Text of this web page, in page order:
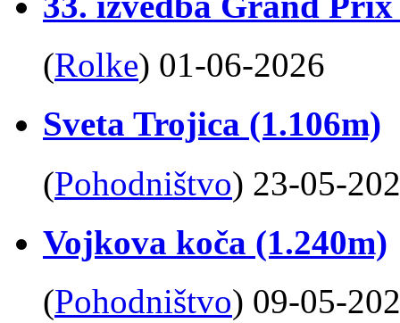
(Rolke) 01-06-2026
Sveta Trojica (1.106m)
(Pohodništvo) 23-05-
Vojkova koča (1.240m)
(Pohodništvo) 09-05-